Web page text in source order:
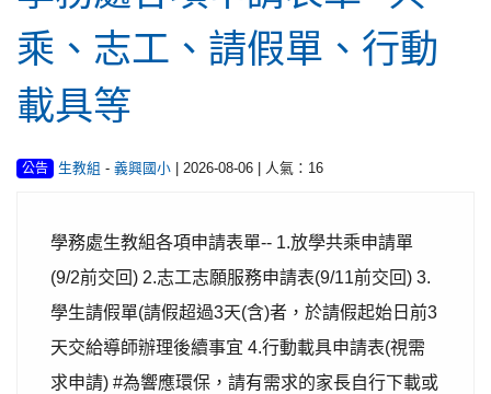
乘、志工、請假單、行動
載具等
公告 生教組 - 義興國小| 2026-08-06 | 人氣：16
學務處生教組各項申請表單-- 1.放學共乘申請單
(9/2前交回) 2.志工志願服務申請表(9/11前交回) 3.
學生請假單(請假超過3天(含)者，於請假起始日前3
天交給導師辦理後續事宜 4.行動載具申請表(視需
求申請) #為響應環保，請有需求的家長自行下載或